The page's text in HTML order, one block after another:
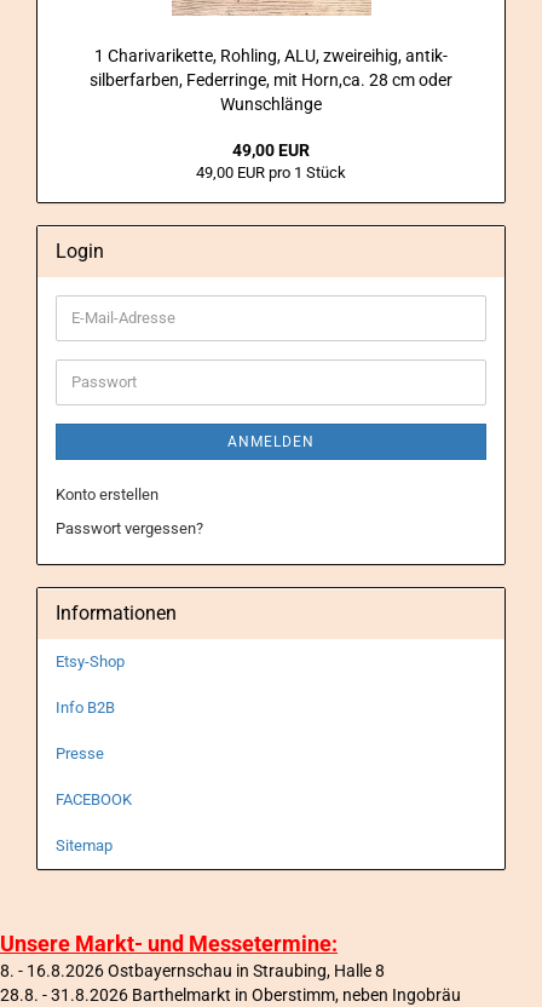
1 Cha­ri­va­ri­ket­te, Roh­ling, ALU, zwei­rei­hig, antik-​
silberfarben, Fe­der­rin­ge, mit Horn,ca. 28 cm oder
Wunsch­län­ge
49,00 EUR
49,00 EUR pro 1 Stück
Login
E-
Mail-
Adresse
Passwort
ANMELDEN
Konto erstellen
Passwort vergessen?
Informationen
Etsy-Shop
Info B2B
Presse
FACEBOOK
Sitemap
Unsere Markt- und Messetermine:
8. - 16.8.2026 Ostbayernschau in Straubing, Halle 8
28.8. - 31.8.2026 Barthelmarkt in Oberstimm, neben Ingobräu